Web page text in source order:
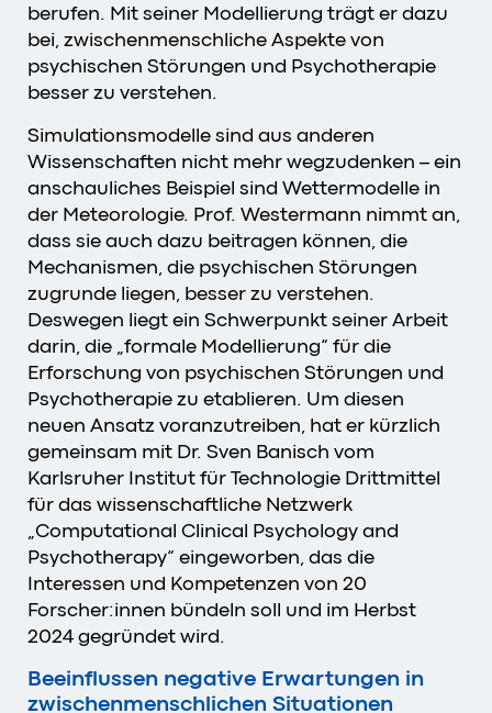
berufen. Mit seiner Modellierung trägt er dazu
bei, zwischenmenschliche Aspekte von
psychischen Störungen und Psychotherapie
besser zu verstehen.
Simulationsmodelle sind aus anderen
Wissenschaften nicht mehr wegzudenken – ein
anschauliches Beispiel sind Wettermodelle in
der Meteorologie. Prof. Westermann nimmt an,
dass sie auch dazu beitragen können, die
Mechanismen, die psychischen Störungen
zugrunde liegen, besser zu verstehen.
Deswegen liegt ein Schwerpunkt seiner Arbeit
darin, die „formale Modellierung“ für die
Erforschung von psychischen Störungen und
Psychotherapie zu etablieren. Um diesen
neuen Ansatz voranzutreiben, hat er kürzlich
gemeinsam mit Dr. Sven Banisch vom
Karlsruher Institut für Technologie Drittmittel
für das wissenschaftliche Netzwerk
„Computational Clinical Psychology and
Psychotherapy“ eingeworben, das die
Interessen und Kompetenzen von 20
Forscher:innen bündeln soll und im Herbst
2024 gegründet wird.
Beeinflussen negative Erwartungen in
zwischenmenschlichen Situationen